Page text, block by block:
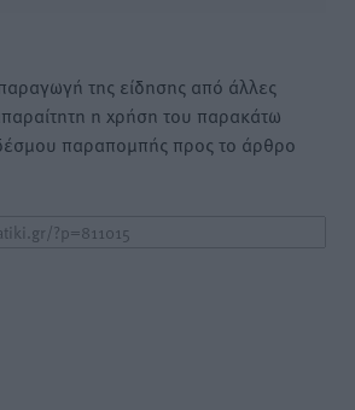
της είδησης από άλλες
η χρήση του παρακάτω
παραπομπής προς το άρθρο